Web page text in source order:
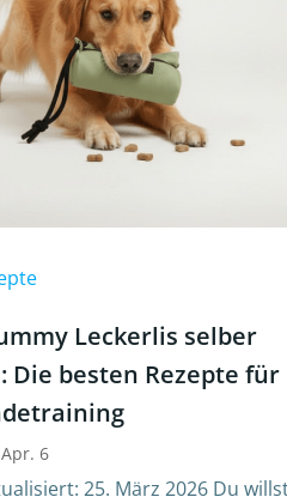
Leckerlis selber
Die besten Rezepte für
Apr. 6
25. März 2026 Du